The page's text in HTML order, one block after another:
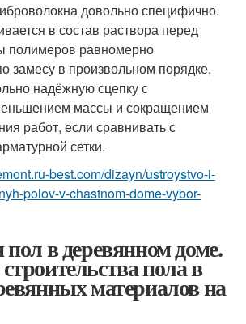
довольно специфично.
в состав раствора перед
полимеров равномерно
замесу в произвольном порядке,
надёжную сцепку с
массы и сокращением
работ, если сравнивать с
сетки.
best.com/dizayn/ustroystvo-i-
polov-v-chastnom-dome-vybor-
пол в деревянном доме.
пола в
материалов на